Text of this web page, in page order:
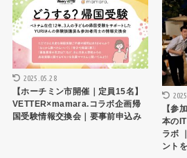
2025.05.28
【ホーチミン市開催｜定員15名】
VETTER×mamara.コラボ企画帰
国受験情報交換会｜要事前申込み
【参
本の
ラボ
ント